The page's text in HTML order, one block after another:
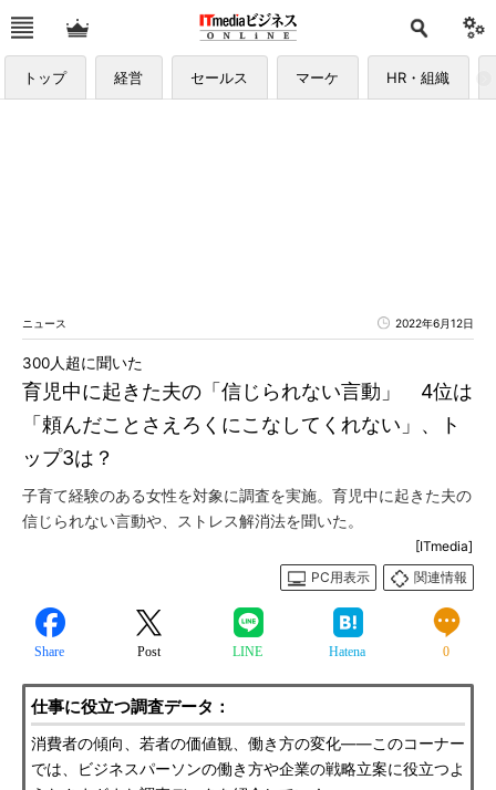
トップ 経営 セールス マーケ HR・組織
ニュース 2022年6月12日
育児中に起きた夫の「信じられない言動」 4位は
「頼んだことさえろくにこなしてくれない」、ト
ップ3は？
300人超に聞いた
子育て経験のある女性を対象に調査を実施。育児中に起きた夫の
信じられない言動や、ストレス解消法を聞いた。
[ITmedia]
PC用表示
関連情報
Share Post LINE Hatena 0
仕事に役立つ調査データ：
消費者の傾向、若者の価値観、働き方の変化――このコーナー
では、ビジネスパーソンの働き方や企業の戦略立案に役立つよ